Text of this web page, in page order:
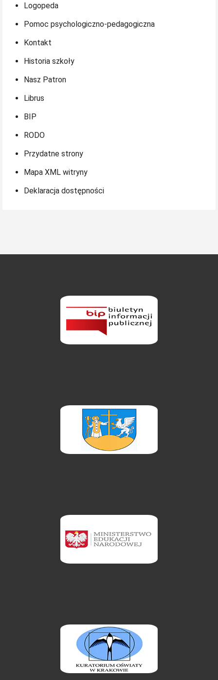
Logopeda
Pomoc psychologiczno-pedagogiczna
Kontakt
Historia szkoły
Nasz Patron
Librus
BIP
RODO
Przydatne strony
Mapa XML witryny
Deklaracja dostępności